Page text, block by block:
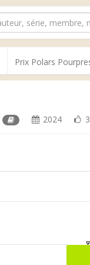
Prix Polars
2024